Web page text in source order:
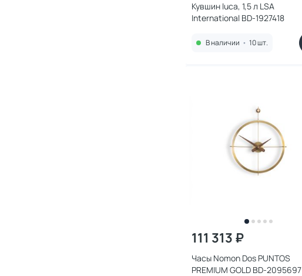
Кувшин luca, 1,5 л LSA
International BD-1927418
В наличии • 10 шт.
111 313 ₽
Часы Nomon Dos PUNTOS
PREMIUM GOLD BD-2095697